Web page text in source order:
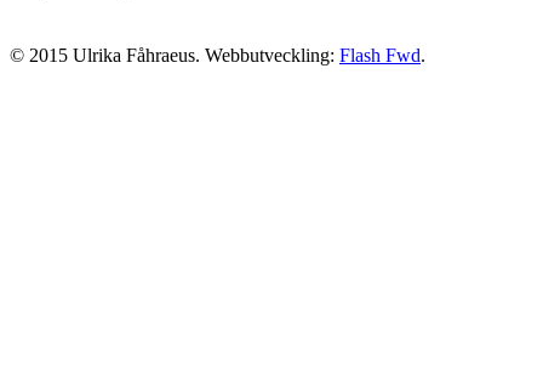
© 2015 Ulrika Fåhraeus. Webbutveckling: Flash Fwd.